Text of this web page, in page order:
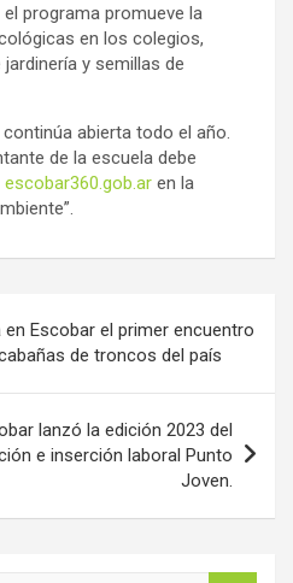
programa promueve la
en los colegios,
y semillas de
abierta todo el año.
de la escuela debe
escobar360.gob.ar en la
en Escobar el primer encuentro
de troncos del país
lanzó la edición 2023 del
e inserción laboral Punto
Joven.